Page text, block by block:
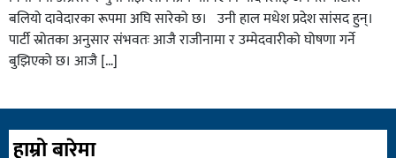
बलियो दावेदारका रूपमा अघि सारेको छ। उनी हाल मधेश प्रदेश सांसद हुन्।
पार्टी स्रोतका अनुसार संभवतः आजै राजीनामा र उम्मेदवारीको घोषणा गर्ने
बुझिएको छ। आजै […]
हाम्रो बारेमा